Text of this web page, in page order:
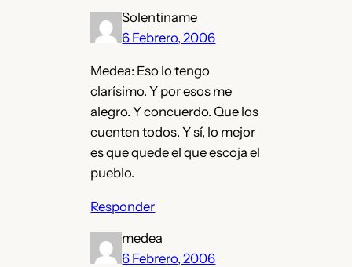
Solentiname
6 Febrero, 2006
Medea: Eso lo tengo
clarísimo. Y por esos me
alegro. Y concuerdo. Que los
cuenten todos. Y sí, lo mejor
es que quede el que escoja el
pueblo.
Responder
medea
6 Febrero, 2006